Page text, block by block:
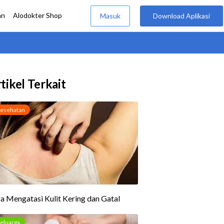
Terkait